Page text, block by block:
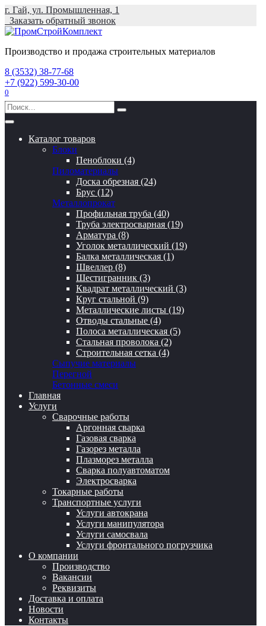
Перейти
содержанию
г. Гай, ул. Промышленная, 1
Заказать обратный звонок
Производство и продажа строительных материалов
8 (3532) 38-77-68
+7 (922) 599-30-00
0
Search
for:
Каталог товаров
Блоки
Пеноблоки (4)
Пиломатериалы
Доска обрезная (24)
Брус (12)
Металлопрокат
Профильная труба (40)
Труба электросварная (19)
Арматура (8)
Уголок металлический (19)
Балка металлическая (1)
Швеллер (8)
Шестигранник (3)
Квадрат металлический (3)
Круг стальной (9)
Металлические листы (19)
Отводы стальные (4)
Полоса металлическая (5)
Стальная проволока (2)
Строительная сетка (4)
Сыпучие материалы
Перегной
Бетонные смеси
Главная
Услуги
Сварочные работы
Аргонная сварка
Газовая сварка
Газорез металла
Плазморез металла
Сварка полуавтоматом
Электросварка
Токарные работы
Транспортные услуги
Услуги автокрана
Услуги манипулятора
Услуги самосвала
Услуги фронтального погрузчика
О компании
Производство
Вакансии
Реквизиты
Доставка и оплата
Новости
Контакты